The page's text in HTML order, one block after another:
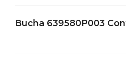
Bucha 639580P003